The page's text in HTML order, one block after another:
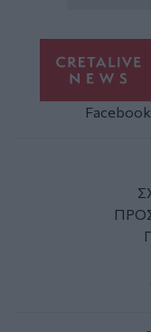
Facebook